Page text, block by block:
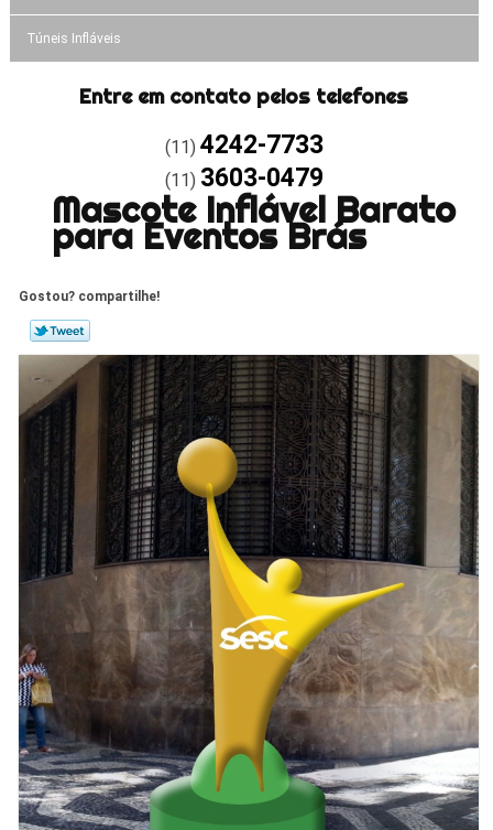
Túneis Infláveis
Entre em contato pelos telefones
(11) 4242-7733
(11) 3603-0479
Mascote Inflável Barato
para Eventos Brás
Gostou? compartilhe!